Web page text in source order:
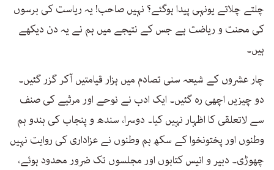
چلتے چلاتے یونہی پیدا ہوگئے؟ نہیں صاحب! یہ ریاست کی برسوں
کی محنت و ریاضت ہے جس کے نتیجے میں ہم نے یہ دن دیکھے
ہیں۔
چار عشروں کے شیعہ سنی تصادم میں ہزار قیامتیں آکر گزر گئیں۔
دو چیزیں اچھی رہ گئیں۔ ایک ادب نے نوحے اور مرثیے کی صنف
سے لاتعلقی کا اظہار نہیں کیا۔ دوسرا، سندھ و پنجاب کی ہندو ہم
وطنوں اور پختونخوا کے سکھ ہم وطنوں نے عزاداری کی روایت نہیں
چھوڑی۔ دبیر و انیس کتابوں اور مجلسوں تک ضرور محدود ہوئے،